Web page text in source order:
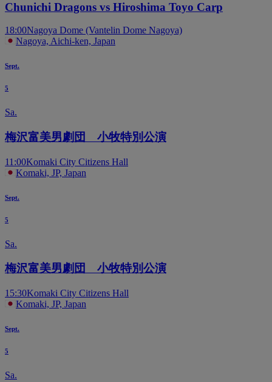
Chunichi Dragons vs Hiroshima Toyo Carp
18:00Nagoya Dome (Vantelin Dome Nagoya)
Nagoya, Aichi-ken, Japan
Sept.
5
Sa.
梅沢富美男劇団 小牧特別公演
11:00Komaki City Citizens Hall
Komaki, JP, Japan
Sept.
5
Sa.
梅沢富美男劇団 小牧特別公演
15:30Komaki City Citizens Hall
Komaki, JP, Japan
Sept.
5
Sa.